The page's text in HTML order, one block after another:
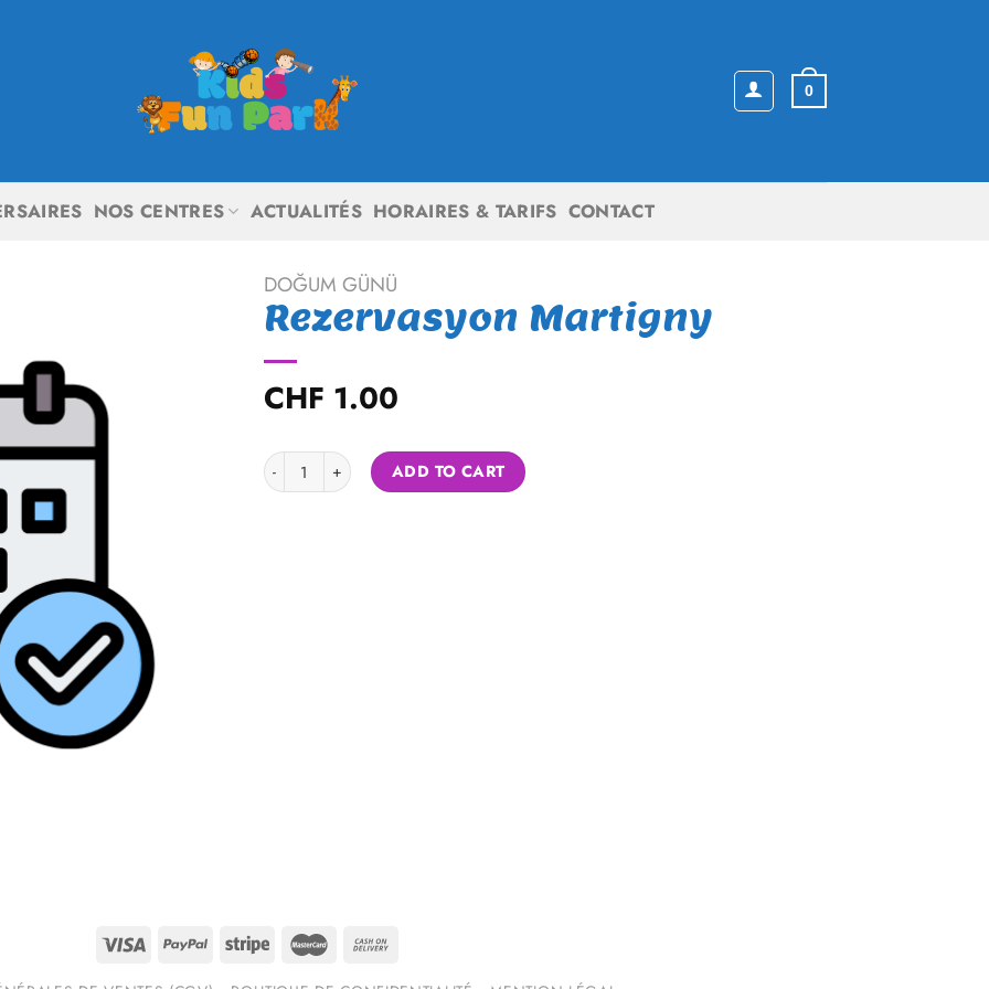
0
NOS CENTRES ACTUALITÉS HORAIRES & TARIFS CONTACT
DOĞUM GÜNÜ
Rezervasyon Martigny
CHF 1.00
Rezervasyon Martigny quantity
ADD TO CART Alternative: